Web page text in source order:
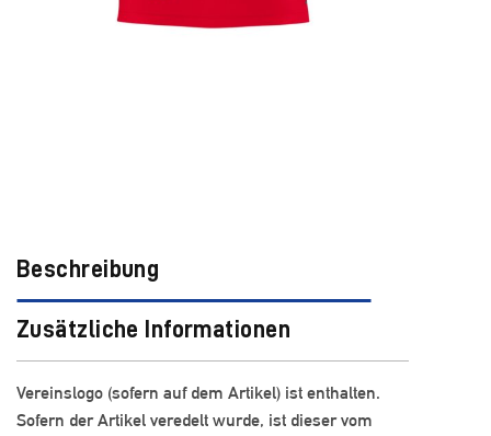
Beschreibung
Zusätzliche Informationen
Vereinslogo (sofern auf dem Artikel) ist enthalten.
Sofern der Artikel veredelt wurde, ist dieser vom